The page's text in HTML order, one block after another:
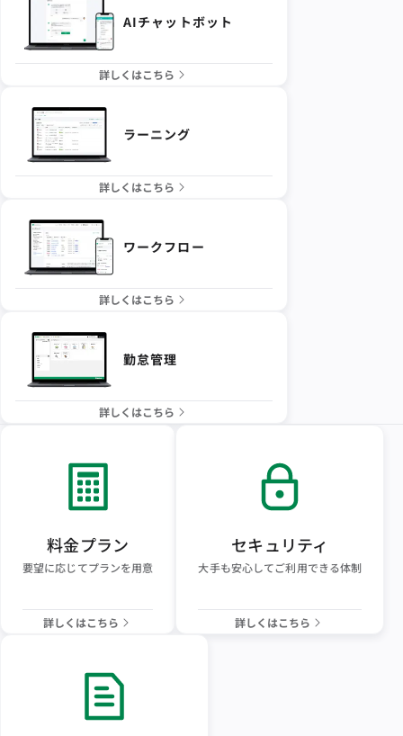
AIチャットボット
詳しくはこちら
ラーニング
詳しくはこちら
ワークフロー
詳しくはこちら
勤怠管理
詳しくはこちら
料金プラン
要望に応じてプランを用意
詳しくはこちら
セキュリティ
大手も安心してご利用できる体制
詳しくはこちら